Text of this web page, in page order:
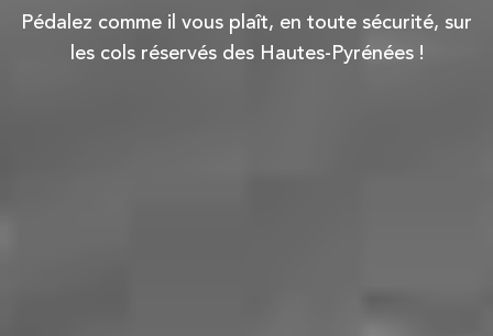
Pédalez comme il vous plaît, en toute sécurité, sur
les cols réservés des Hautes-Pyrénées !